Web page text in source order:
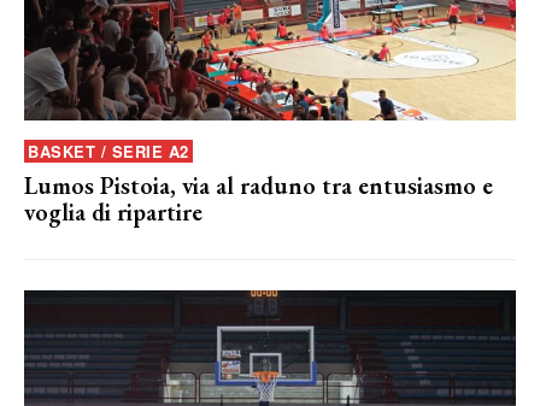
BASKET / SERIE A2
Lumos Pistoia, via al raduno tra entusiasmo e
voglia di ripartire